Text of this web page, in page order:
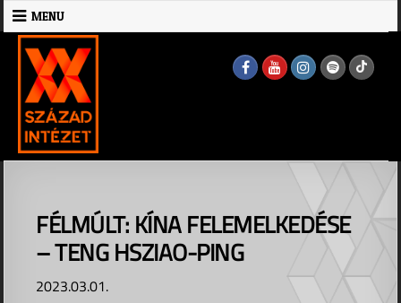
Skip
to
content
MENU
FÉLMÚLT: KÍNA FELEMELKEDÉSE
– TENG HSZIAO-PING
2023.03.01.